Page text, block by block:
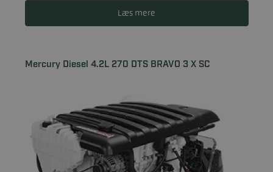
Læs mere
Mercury Diesel 4.2L 270 DTS BRAVO 3 X SC